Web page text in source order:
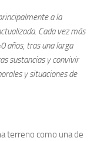
a la
Cada vez más
años, tras una larga
sustancias y convivir
y situaciones de
terreno como una de